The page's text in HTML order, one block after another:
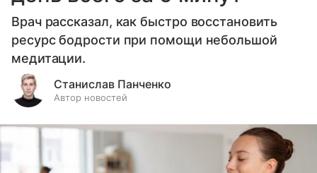
Врач рассказал, как быстро восстановить
ресурс бодрости при помощи небольшой
медитации.
Станислав Панченко
Автор новостей